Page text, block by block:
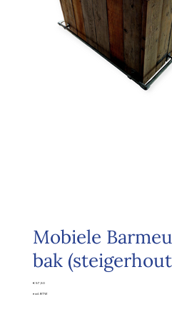
Mobiele
bak
Prijs
€ 57,50
excl. BTW